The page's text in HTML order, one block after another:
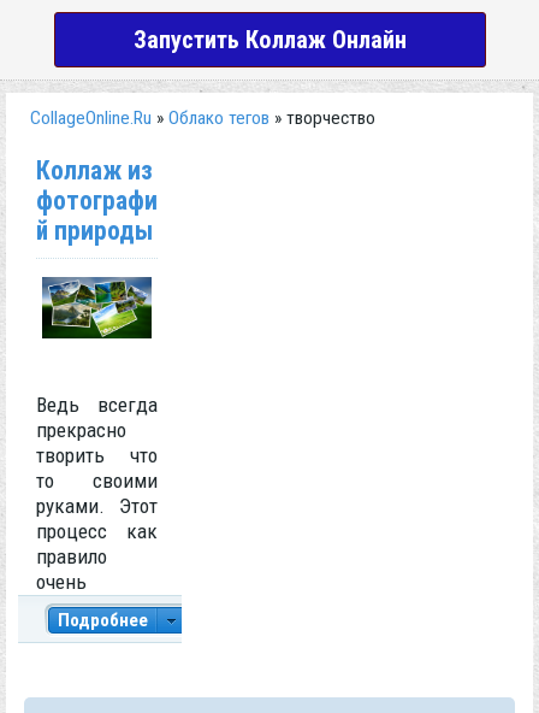
Запустить Коллаж Онлайн
CollageOnline.Ru » Облако тегов » творчество
Коллаж из
фотографи
й природы
Ведь всегда
прекрасно
творить что
то своими
руками. Этот
процесс как
правило
очень
кропотливый,
требует много
Подробнее